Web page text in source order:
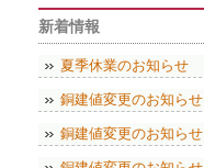
新着情報
夏季休業のお知らせ
銅建値変更のお知らせ
銅建値変更のお知らせ